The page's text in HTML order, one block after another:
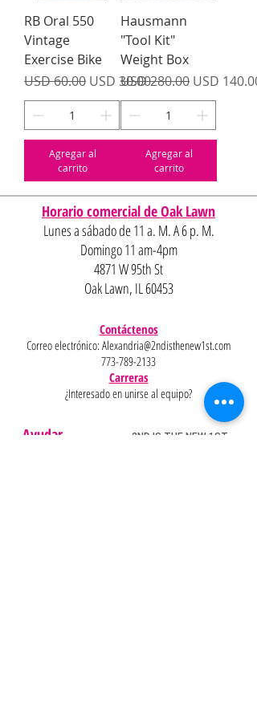
RB Oral 550
Vintage
Exercise Bike
Precio
USD 60.00 Precio de oferta
USD 30.00
Agregar al
carrito
Hausmann
"Tool Kit"
Weight Box
Precio
USD 280.00 Precio de
USD 140.00
Agregar al
carrito
Horario comercial de Oak Lawn
Lunes a sábado de 11 a. M. A 6 p. M.
Domingo 11 am-4pm
4871 W 95th St
Oak Lawn, IL 60453
Contáctenos
Correo electrónico: Alexandria@2ndisthenew1st.com
773-789-2133
Carreras
¿Interesado en unirse al equipo?
Ayudar